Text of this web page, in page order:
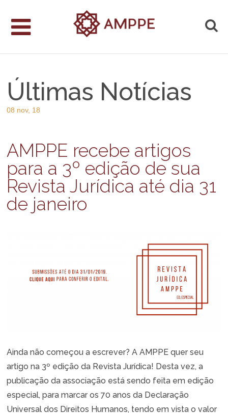
Últimas Notícias
08 nov, 18
AMPPE recebe artigos
para a 3º edição de sua
Revista Jurídica até dia 31
de janeiro
Ainda não começou a escrever? A AMPPE quer seu
artigo na 3º edição da Revista Jurídica! Desta vez, a
publicação da associação está sendo feita em edição
especial, para marcar os 70 anos da Declaração
Universal dos Direitos Humanos, tendo em vista o valor